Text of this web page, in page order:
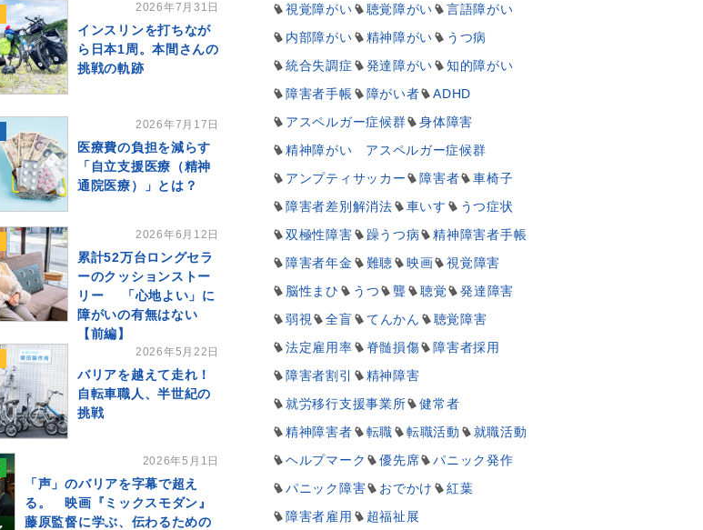
2026年7月31日
インスリンを打ちなが
ら日本1周。本間さんの
挑戦の軌跡
2026年7月17日
医療費の負担を減らす
「自立支援医療（精神
通院医療）」とは？
2026年6月12日
累計52万台ロングセラ
ーのクッションストー
リー 「心地よい」に
障がいの有無はない
【前編】
2026年5月22日
バリアを越えて走れ！
自転車職人、半世紀の
挑戦
2026年5月1日
「声」のバリアを字幕で超え
る。 映画『ミックスモダン』
藤原監督に学ぶ、伝わるための
視覚障がい
聴覚障がい
言語障がい
内部障がい
精神障がい
うつ病
統合失調症
発達障がい
知的障がい
障害者手帳
障がい者
ADHD
アスペルガー症候群
身体障害
精神障がい アスペルガー症候群
アンプティサッカー
障害者
車椅子
障害者差別解消法
車いす
うつ症状
双極性障害
躁うつ病
精神障害者手帳
障害者年金
難聴 映画
視覚障害
脳性まひ
うつ 聾 聴覚
発達障害
弱視
全盲 てんかん
聴覚障害
法定雇用率
脊髄損傷
障害者採用
障害者割引
精神障害
就労移行支援事業所
健常者
精神障害者
転職 転職活動
就職活動
ヘルプマーク
優先席
パニック発作
パニック障害
おでかけ
紅葉
障害者雇用
超福祉展